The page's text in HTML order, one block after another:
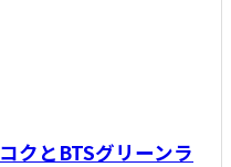
クとBTSグリーンラ